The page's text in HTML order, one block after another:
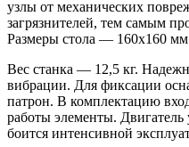
узлы от механических
загрязнителей, тем самым
Размеры стола — 160х160
Вес станка — 12,5 кг.
вибрации. Для фиксации
патрон. В комплектацию
работы элементы. Двигатель
боится интенсивной